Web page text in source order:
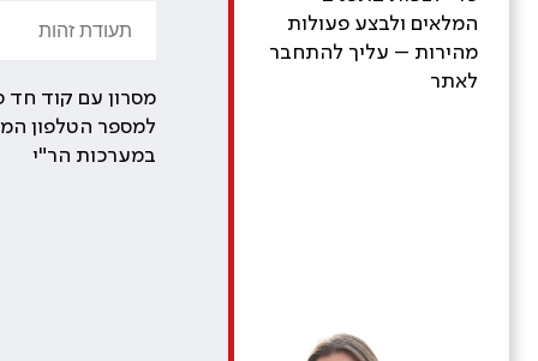
המלאים ולבצע פעולות
מהירות – עליך להתחבר
לאתר
מסרון עם קוד חד
למספר הטלפון
במערכות הר"י